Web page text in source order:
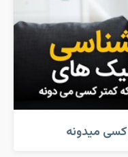
میدونه